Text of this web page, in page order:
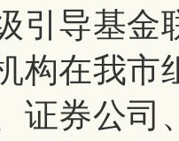
引导基金
构在我市
证券公司